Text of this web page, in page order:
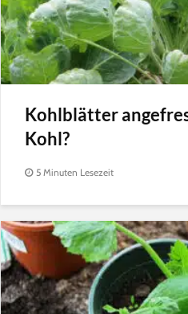
Kohlblätter
Kohl?
5 Minuten Lesezeit